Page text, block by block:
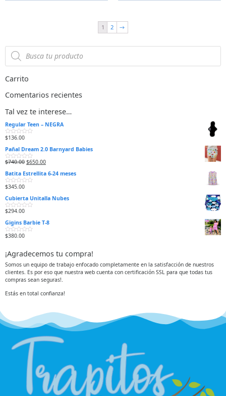
1 2 →
Carrito
Comentarios recientes
Tal vez te interese…
Regular Teen – NEGRA
V
l
o
r
a
o
e
n
0
e
5
$136.00
Pañal Dream 2.0 Barnyard Babies
V
l
o
r
a
o
e
n
0
e
5
$740.00 $650.00
Batita Estrellita 6-24 meses
V
l
o
r
a
o
e
n
0
5
$345.00
Cubierta Unitalla Nubes
V
l
o
r
a
e
n
0
d
e
5
$294.00
Gigins Barbie T-8
V
o
r
a
d
o
n
d
$380.00
¡Agradecemos tu compra!
Somos un equipo de trabajo enfocado completamente en la satisfacción de nuestros
clientes. Es por eso que nuestra web cuenta con certificación SSL para que todas tus
compras sean seguras!.
Estás en total confianza!